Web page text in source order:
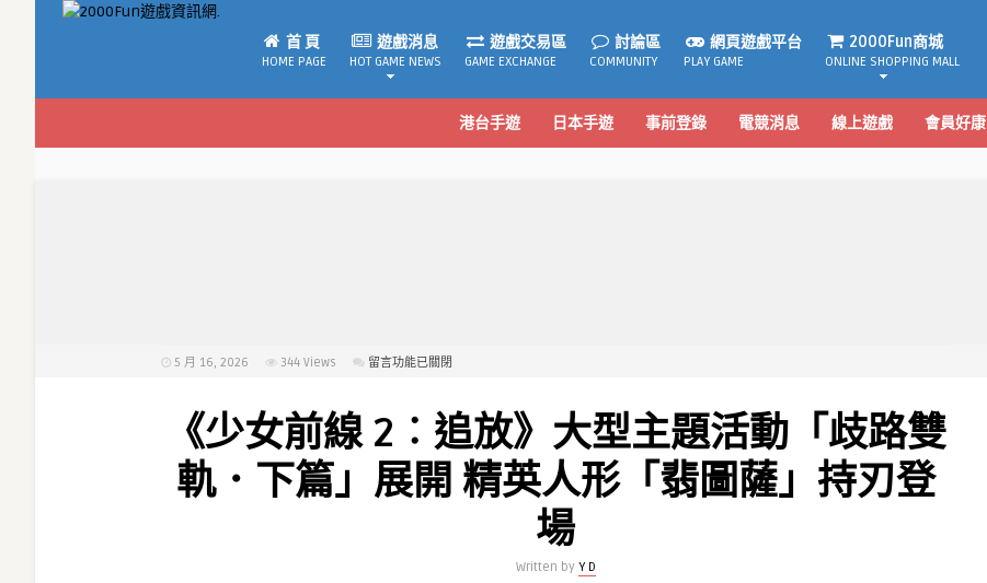
首 頁
HOME PAGE
遊戲消息
HOT GAME NEWS
遊戲交易區
GAME EXCHANGE
討論區
COMMUNITY
網頁遊戲平台
PLAY GAME
2000Fun商城
ONLINE SHOPPING MALL
港台手遊 日本手遊 事前登錄 電競消息 線上遊戲 會員好康
5 月 16, 2026 344 Views
在
前
線 2
︰
留言功能已關閉
《少女前線 2︰追放》大型主題活動「歧路雙
軌．下篇」展開 精英人形「翡圖薩」持刃登
場
Written by Y D